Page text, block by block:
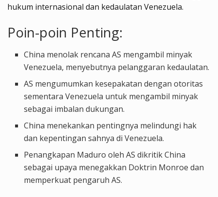
hukum internasional dan kedaulatan Venezuela.
Poin-poin Penting:
China menolak rencana AS mengambil minyak
Venezuela, menyebutnya pelanggaran kedaulatan.
AS mengumumkan kesepakatan dengan otoritas
sementara Venezuela untuk mengambil minyak
sebagai imbalan dukungan.
China menekankan pentingnya melindungi hak
dan kepentingan sahnya di Venezuela.
Penangkapan Maduro oleh AS dikritik China
sebagai upaya menegakkan Doktrin Monroe dan
memperkuat pengaruh AS.